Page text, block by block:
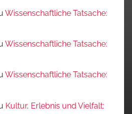
Wissenschaftliche Tatsache:
Wissenschaftliche Tatsache:
Wissenschaftliche Tatsache:
Kultur, Erlebnis und Vielfalt: